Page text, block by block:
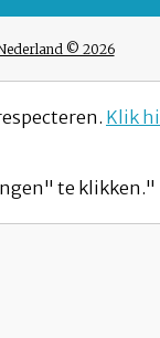
© 2026
Klik
te klikken."